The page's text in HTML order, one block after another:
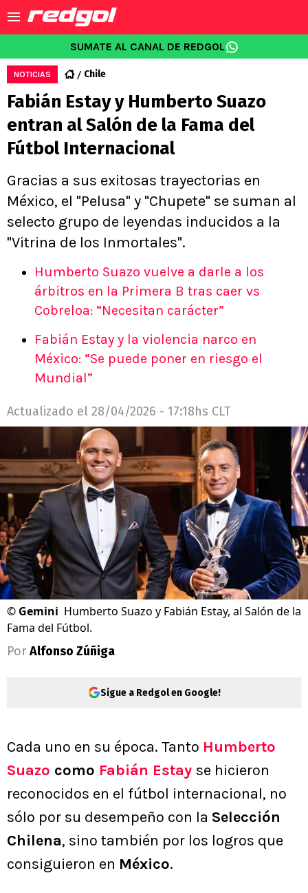
SUMATE AL CANAL DE REDGOL
NOTICIAS Chile
Fabián Estay y Humberto Suazo
entran al Salón de la Fama del
Fútbol Internacional
Gracias a sus exitosas trayectorias en
México, el "Pelusa" y "Chupete" se suman al
selecto grupo de leyendas inducidos a la
"Vitrina de los Inmortales".
Humberto Suazo vuelve a darle a los
árbitros en la Primera B tras caer vs
Cobreloa: “Necesitan carácter”
Fabián Estay y la violencia narco en
México: “Se puede poner en riesgo el
Mundial”
Actualizado el 28/04/2026 - 17:18hs CLT
© Gemini Humberto Suazo y Fabián Estay, al Salón de la
Fama del Fútbol.
Por Alfonso Zúñiga
Sigue a Redgol en Google!
Cada uno en su época. Tanto Humberto
Suazo como Fabián Estay se hicieron
reconocidos en el fútbol internacional, no
sólo por su desempeño con la Selección
Chilena, sino también por los logros que
consiguieron en México.